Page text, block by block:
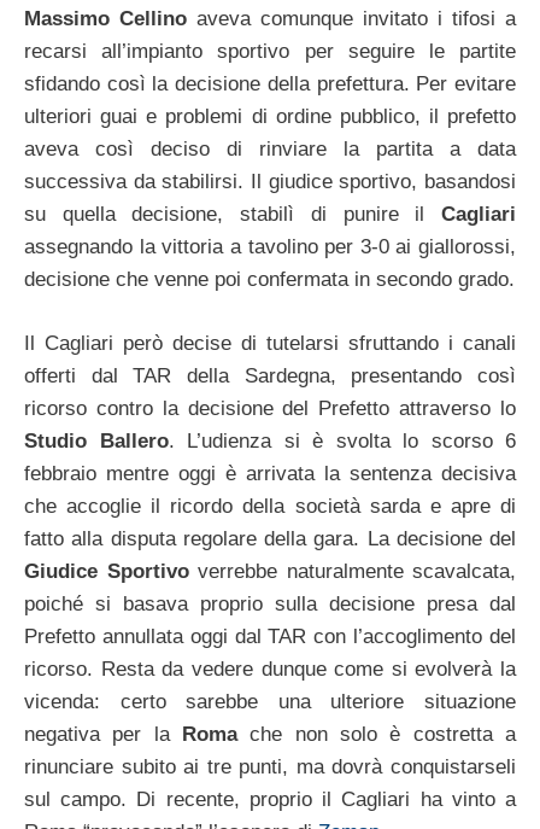
Massimo Cellino aveva comunque invitato i tifosi a
recarsi all’impianto sportivo per seguire le partite
sfidando così la decisione della prefettura. Per evitare
ulteriori guai e problemi di ordine pubblico, il prefetto
aveva così deciso di rinviare la partita a data
successiva da stabilirsi. Il giudice sportivo, basandosi
su quella decisione, stabilì di punire il Cagliari
assegnando la vittoria a tavolino per 3-0 ai giallorossi,
decisione che venne poi confermata in secondo grado.
Il Cagliari però decise di tutelarsi sfruttando i canali
offerti dal TAR della Sardegna, presentando così
ricorso contro la decisione del Prefetto attraverso lo
Studio Ballero. L’udienza si è svolta lo scorso 6
febbraio mentre oggi è arrivata la sentenza decisiva
che accoglie il ricordo della società sarda e apre di
fatto alla disputa regolare della gara. La decisione del
Giudice Sportivoverrebbe naturalmente scavalcata,
poiché si basava proprio sulla decisione presa dal
Prefetto annullata oggi dal TAR con l’accoglimento del
ricorso. Resta da vedere dunque come si evolverà la
vicenda: certo sarebbe una ulteriore situazione
negativa per la Romache non solo è costretta a
rinunciare subito ai tre punti, ma dovrà conquistarseli
sul campo. Di recente, proprio il Cagliari ha vinto a